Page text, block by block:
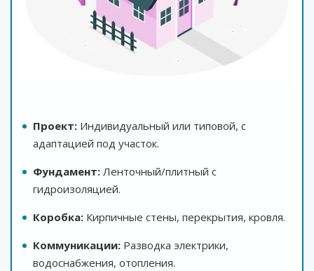
Проект: Индивидуальный или типовой, с
адаптацией под участок.
Фундамент: Ленточный/плитный с
гидроизоляцией.
Коробка: Кирпичные стены, перекрытия, кровля.
Коммуникации: Разводка электрики,
водоснабжения, отопления.